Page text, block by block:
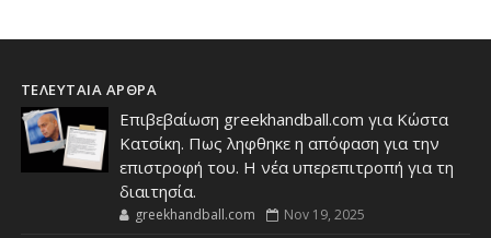
ΤΕΛΕΥΤΑΙΑ ΑΡΘΡΑ
Επιβεβαίωση greekhandball.com για Κώστα
Κατσίκη. Πως ληφθηκε η απόφαση για την
επιστροφή του. Η νέα υπερεπιτροπή για τη
διαιτησία.
greekhandball.com Nov 19, 2025